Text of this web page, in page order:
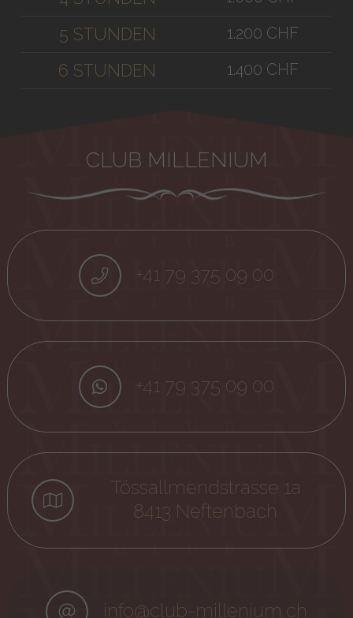
5 STUNDEN 1.200 CHF
6 STUNDEN 1.400 CHF
CLUB MILLENIUM
+41 79 375 09 00
+41 79 375 09 00
Tössallmendstrasse 1a
8413 Neftenbach
info@club-millenium.ch